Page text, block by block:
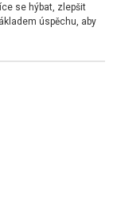
se hýbat, zlepšit
úspěchu, aby